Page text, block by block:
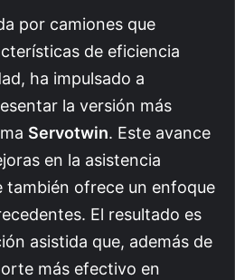
por camiones que
de eficiencia
ha impulsado a
la versión más
Servotwin. Este avance
en la asistencia
también ofrece un enfoque
El resultado es
asistida que, además de
más efectivo en